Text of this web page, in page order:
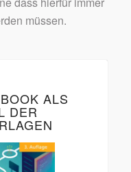
müssen.
ALS
DER